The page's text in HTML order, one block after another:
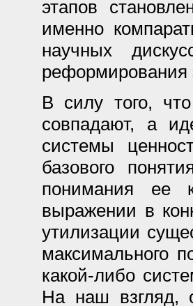
этапов
именно
научных
реформирования
В силу того,
совпадают, а
системы
базового
понимания ее
выражении в
утилизации
максимального
какой-либо
На наш взгляд,